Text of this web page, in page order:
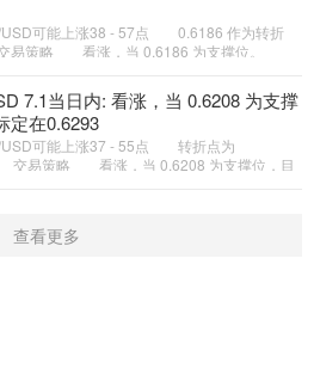
可能上涨38 - 57点 0.6186 作为转折
策略 看涨，当 0.6186 为支撑位。
为 0.6155
7.1当日内: 看涨，当 0.6208 为支撑
定在0.6293
可能上涨37 - 55点 转折点为
易策略 看涨，当 0.6208 为支撑位，目
查看更多